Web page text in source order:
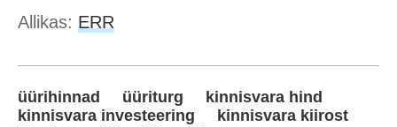
Allikas: ERR
üürihinnad üüriturg
kinnisvara hind
kinnisvara investeering
kinnisvara kiirost